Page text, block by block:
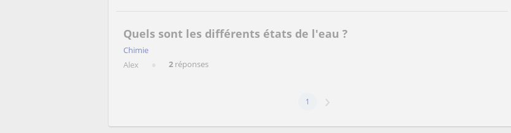
Quels sont les différents états de l'eau ?
Chimie
Alex
2 réponses
1